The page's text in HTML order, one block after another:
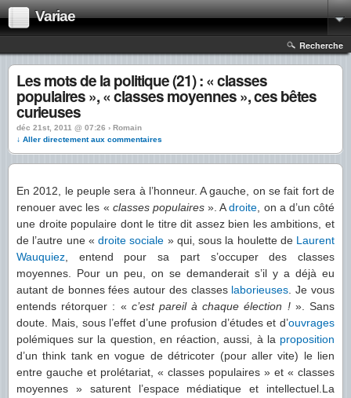
Variae
Recherche
Les mots de la politique (21) : « classes
populaires », « classes moyennes », ces bêtes
curieuses
déc 21st, 2011 @ 07:26 › Romain
↓ Aller directement aux commentaires
En 2012, le peuple sera à l’honneur. A gauche, on se fait fort de
renouer avec les « classes populaires». Adroite , on a d’un côté
une droite populaire dont le titre dit assez bien les ambitions, et
de l’autre une « droite sociale » qui, sous la houlette de Laurent
Wauquiez , entend pour sa part s’occuper des classes
moyennes. Pour un peu, on se demanderait s’il y a déjà eu
autant de bonnes fées autour des classes laborieuses . Je vous
entends rétorquer : « c’est pareil à chaque élection !». Sans
doute. Mais, sous l’effet d’une profusion d’études et d’ouvrages
polémiques sur la question, en réaction, aussi, à la proposition
d’un think tank en vogue de détricoter (pour aller vite) le lien
entre gauche et prolétariat, « classes populaires » et « classes
moyennes » saturent l’espace médiatique et intellectuel.La